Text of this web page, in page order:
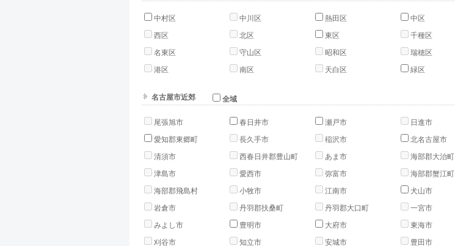
中村区 中川区 熱田区
中区
西区
北区 東区
千種区
名東区
守山区 昭和区
瑞穂区
港区
南区 天白区 緑区
名古屋市近郊 全域
尾張旭市 春日井市 瀬戸市
日進市
愛知郡東郷町
長久手市 稲沢市
北名古屋市
清須市
西春日井郡豊山町 あま市
海部郡大治町
津島市
愛西市 弥富市
海部郡蟹江町
海部郡飛島村
小牧市 江南市
犬山市
岩倉市
丹羽郡扶桑町 丹羽郡大口町
一宮市
みよし市
豊明市 大府市
東海市
刈谷市
知立市 安城市
豊田市